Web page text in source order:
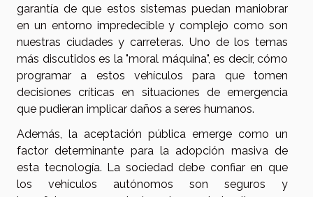
garantía de que estos sistemas puedan maniobrar
en un entorno impredecible y complejo como son
nuestras ciudades y carreteras. Uno de los temas
más discutidos es la "moral máquina", es decir, cómo
programar a estos vehículos para que tomen
decisiones críticas en situaciones de emergencia
que pudieran implicar daños a seres humanos.
Además, la aceptación pública emerge como un
factor determinante para la adopción masiva de
esta tecnología. La sociedad debe confiar en que
los vehículos autónomos son seguros y